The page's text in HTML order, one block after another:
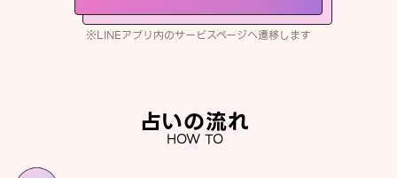
※LINEアプリ内のサービスページへ遷移します
占いの流れ
HOW TO